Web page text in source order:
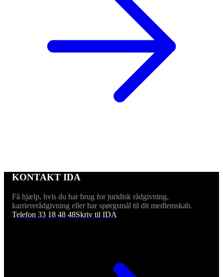
KONTAKT IDA
Få hjælp, hvis du har brug for juridisk rådgivning,
karriererådgivning eller har spørgsmål til dit medlemskab.
Telefon 33 18 48 48Skriv til IDA